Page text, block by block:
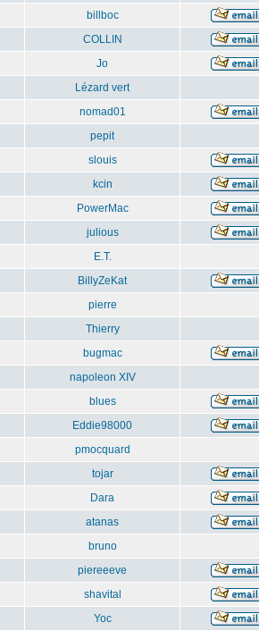
billboc
COLLIN
Jo
Lézard vert
nomad01
pepit
slouis
kcin
PowerMac
julious
E.T.
BillyZeKat
pierre
Thierry
bugmac
napoleon XIV
blues
Eddie98000
pmocquard
tojar
Dara
atanas
bruno
piereeeve
shavital
Yoc